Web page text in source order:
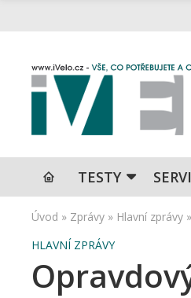
TESTY
Úvod » Zprávy » Hlavní zprávy »
HLAVNÍ ZPRÁVY